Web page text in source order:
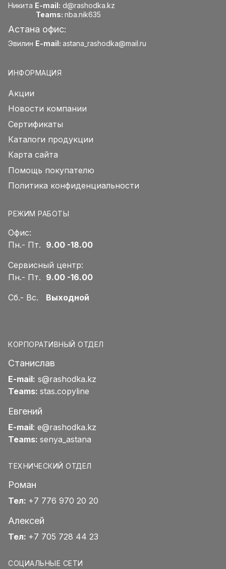
Никита E-mail: d@rashodka.kz
Teams: nba.nik635
Астана офис:
Эвилин E-mail: astana_rashodka@mail.ru
ИНФОРМАЦИЯ
Акции
Новости компании
Сертификаты
Каталоги продукции
Карта сайта
Помощь покупателю
Политика конфиденциальности
РЕЖИМ РАБОТЫ
Офис:
Пн.- Пт. 9.00 -18.00
Сервисный центр:
Пн.- Пт. 9.00 -16.00
Сб.- Вс. Выходной
КОРПОРАТИВНЫЙ ОТДЕЛ
Станислав
E-mail: s@rashodka.kz
Teams: stas.copyline
Евгений
E-mail: e@rashodka.kz
Teams: senya_astana
ТЕХНИЧЕСКИЙ ОТДЕЛ
Роман
Тел: +7 776 970 20 20
Алексей
Тел: +7 705 728 44 23
СОЦИАЛЬНЫЕ СЕТИ